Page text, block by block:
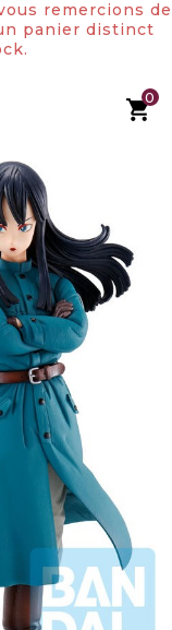
remercions de
panier distinct
0